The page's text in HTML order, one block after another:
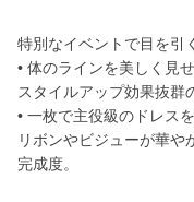
特別なイベントで目を引
• 体のラインを美しく見
スタイルアップ効果抜群
• 一枚で主役級のドレス
リボンやビジューが華や
完成度。